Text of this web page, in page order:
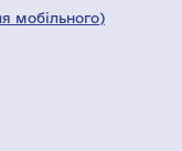
мобільного)